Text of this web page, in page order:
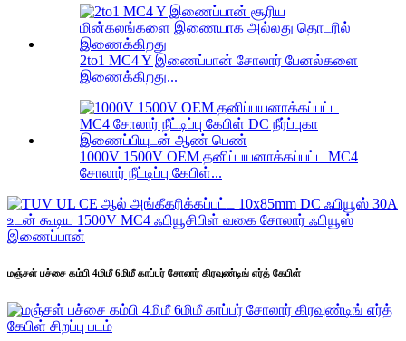
2to1 MC4 Y இணைப்பான் சோலார் பேனல்களை
இணைக்கிறது...
1000V 1500V OEM தனிப்பயனாக்கப்பட்ட MC4
சோலார் நீட்டிப்பு கேபிள்...
மஞ்சள் பச்சை கம்பி 4மிமீ 6மிமீ காப்பர் சோலார் கிரவுண்டிங் எர்த் கேபிள்